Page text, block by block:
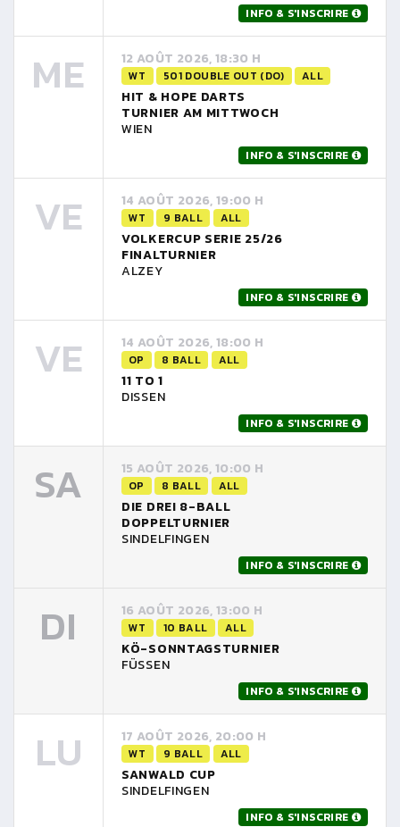
INFO & S'INSCRIRE
ME 12 AOÛT 2026, 18:30 H
WT 501 DOUBLE OUT (DO) ALL
HIT & HOPE DARTS
TURNIER AM MITTWOCH
WIEN
INFO & S'INSCRIRE
VE 14 AOÛT 2026, 19:00 H
WT 9 BALL ALL
VOLKERCUP SERIE 25/26
FINALTURNIER
ALZEY
INFO & S'INSCRIRE
VE 14 AOÛT 2026, 18:00 H
OP 8 BALL ALL
11 TO 1
DISSEN
INFO & S'INSCRIRE
SA 15 AOÛT 2026, 10:00 H
OP 8 BALL ALL
DIE DREI 8-BALL
DOPPELTURNIER
SINDELFINGEN
INFO & S'INSCRIRE
DI 16 AOÛT 2026, 13:00 H
WT 10 BALL ALL
KÖ-SONNTAGSTURNIER
FÜSSEN
INFO & S'INSCRIRE
LU 17 AOÛT 2026, 20:00 H
WT 9 BALL ALL
SANWALD CUP
SINDELFINGEN
INFO & S'INSCRIRE